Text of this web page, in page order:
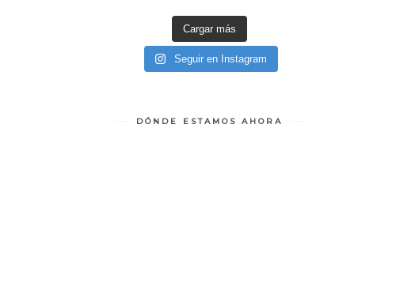
Cargar más
Seguir en Instagram
DÓNDE ESTAMOS AHORA